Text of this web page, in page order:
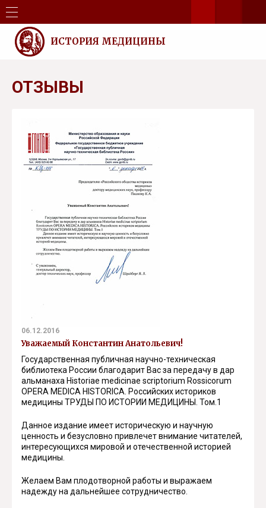
ИСТОРИЯ МЕДИЦИНЫ
ОТЗЫВЫ
06.12.2016
Уважаемый Константин Анатольевич!
Государственная публичная научно-техническая
библиотека России благодарит Вас за передачу в дар
альманаха Historiae medicinae scriptorium Rossicorum
OPERA MEDICA HISTORICA. Российских историков
медицины ТРУДЫ ПО ИСТОРИИ МЕДИЦИНЫ. Том.1
Данное издание имеет историческую и научную
ценность и безусловно привлечет внимание читателей,
интересующихся мировой и отечественной историей
медицины.
Желаем Вам плодотворной работы и выражаем
надежду на дальнейшее сотрудничество.